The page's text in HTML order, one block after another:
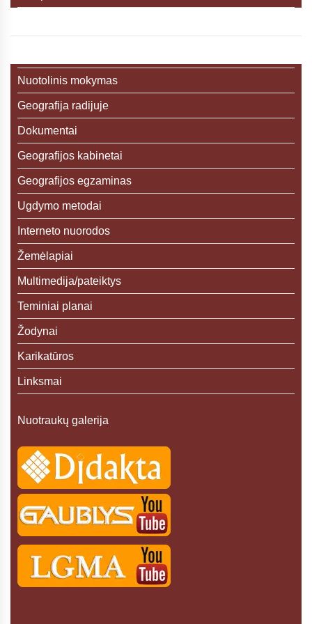
Nuotolinis mokymas
Geografija radijuje
Dokumentai
Geografijos kabinetai
Geografijos egzaminas
Ugdymo metodai
Interneto nuorodos
Žemėlapiai
Multimedija/pateiktys
Teminiai planai
Žodynai
Karikatūros
Linksmai
Nuotraukų galerija